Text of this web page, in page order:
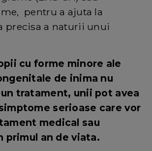
pentru a ajuta la
precisa a naturii unui
cu forme minore ale
de inima nu
tratament, unii pot avea
serioase care vor
medical sau
primul an de viata.